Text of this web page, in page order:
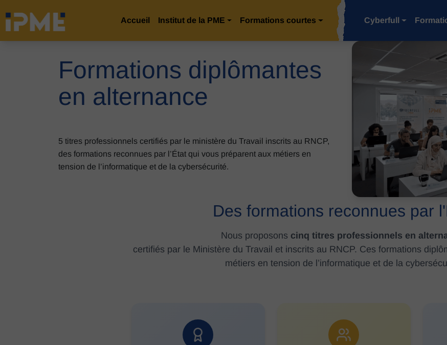
Accueil Institut de la PME Formations courtes Cyberfull
Formations diplômantes
en alternance
5 titres professionnels certifiés par le ministère du Travail inscrits au RNCP,
des formations reconnues par l’État qui vous préparent aux métiers en
tension de l’informatique et de la cybersécurité.
Des formations reconnues par
Nous proposons cinq titres professionnels en
certifiés par le Ministère du Travail et inscrits au RNCP. Ces formations
métiers en tension de l’informatique et de la